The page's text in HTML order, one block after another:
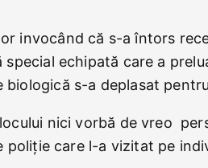
invocând că s-a întors
echipată care a
s-a deplasat
nici vorbă de vreo
care l-a vizitat pe